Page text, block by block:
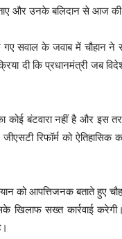
और उनके बलिदान से आज की
सवाल के जवाब में चौहान ने
दी कि प्रधानमंत्री जब
कोई बंटवारा नहीं है और इस
रिफॉर्म को
को आपत्तिजनक बताते हुए
खिलाफ सख्त कार्रवाई